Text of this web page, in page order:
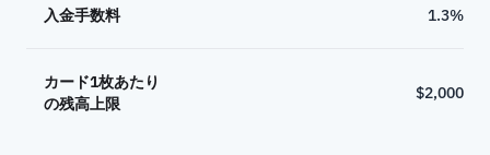
入金手数料 1.3%
カード1枚あたり
の残高上限
$2,000